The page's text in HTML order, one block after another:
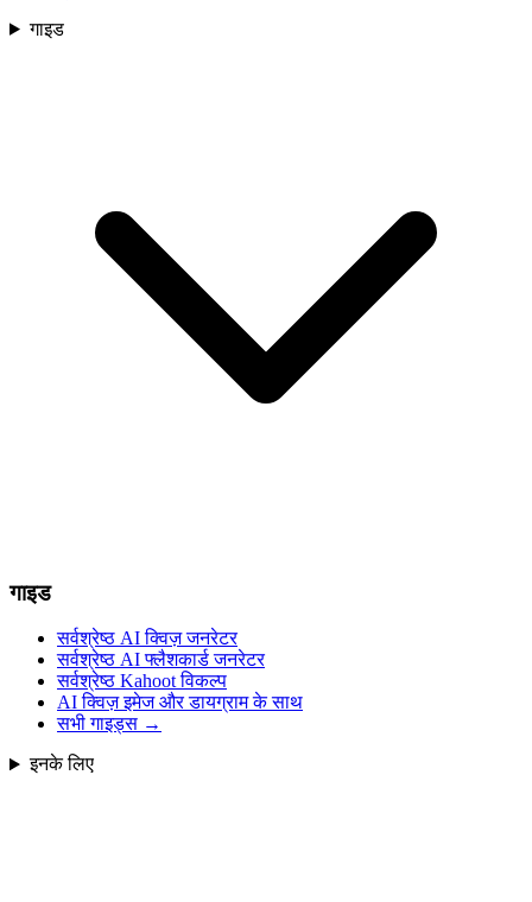
गाइड
गाइड
सर्वश्रेष्ठ AI क्विज़ जनरेटर
सर्वश्रेष्ठ AI फ्लैशकार्ड जनरेटर
सर्वश्रेष्ठ Kahoot विकल्प
AI क्विज़ इमेज और डायग्राम के साथ
सभी गाइड्स →
इनके लिए